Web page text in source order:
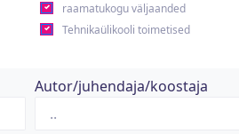
raamatukogu väljaanded
Tehnikaülikooli toimetised
Autor/juhendaja/koostaja